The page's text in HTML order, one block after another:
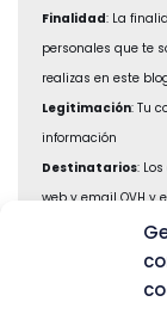
Finalidad: La
personales que te
realizas en este
Legitimación: Tu
información
Destinatarios:
web y emailOVHy
cumplen con la
:
limitación y